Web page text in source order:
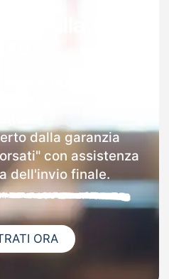
dalla garanzia
con assistenza
dell'invio finale.
ORA